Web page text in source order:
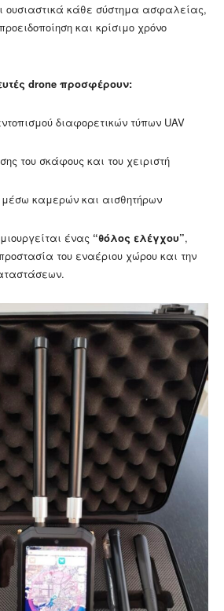
ουσιαστικά κάθε σύστημα ασφαλείας,
και κρίσιμο χρόνο
drone προσφέρουν:
διαφορετικών τύπων UAV
του σκάφους και του χειριστή
μέσω καμερών και αισθητήρων
ένας “θόλος ελέγχου”,
του εναέριου χώρου και την